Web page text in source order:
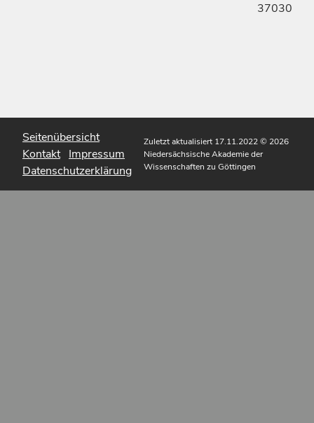
37030
Seitenübersicht
Kontakt Impressum
Datenschutzerklärung
Zuletzt aktualisiert 17.11.2022© 2026
Niedersächsische Akademie der
Wissenschaften zu Göttingen